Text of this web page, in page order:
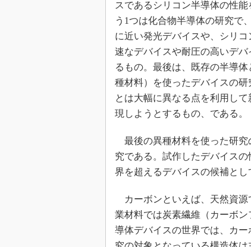
スであるシリコン半導体の性
う1つは化合物半導体の研究で
に近い発光デバイスや、シリ
速なデバイスや耐圧の高いデ
るもの。最後は、既存の半導
種材料）を使ったデバイスの
とは大幅に異なる点を利用し
現しようとするもの、である。
最後の異種材料を使った研究
究である。試作したデバイス
界を超えるデバイスの候補とし
カーボンといえば、天然資源
業材料では炭素繊維（カーボ
導体デバイスの世界では、カ